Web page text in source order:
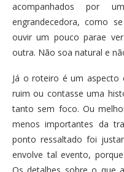
acompanhados por
engrandecedora, como
ouvir um pouco parae
outra. Não soa natural e
Já o roteiro é um
ruim ou contasse uma
tanto sem foco. Ou
menos importantes da
ponto ressaltado foi
envolve tal evento,